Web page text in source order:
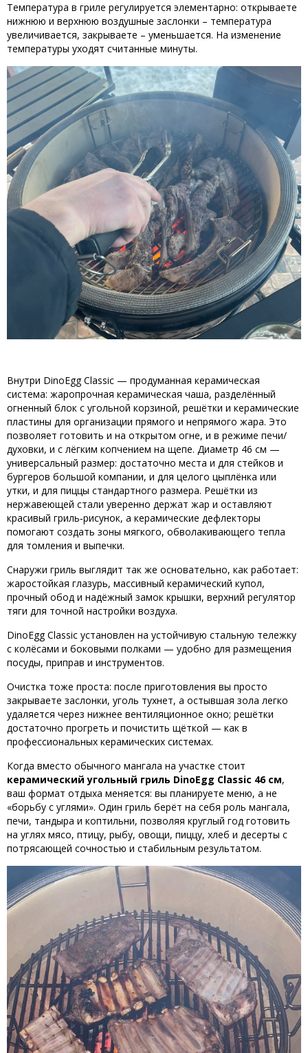
Температура в гриле регулируется элементарно: открываете
нижнюю и верхнюю воздушные заслонки – температура
увеличивается, закрываете – уменьшается. На изменение
температуры уходят считанные минуты.
Внутри DinoEgg Classic — продуманная керамическая
система: жаропрочная керамическая чаша, разделённый
огненный блок с угольной корзиной, решётки и керамические
пластины для организации прямого и непрямого жара. Это
позволяет готовить и на открытом огне, и в режиме печи/
духовки, и с лёгким копчением на щепе. Диаметр 46 см —
универсальный размер: достаточно места и для стейков и
бургеров большой компании, и для целого цыплёнка или
утки, и для пиццы стандартного размера. Решётки из
нержавеющей стали уверенно держат жар и оставляют
красивый гриль‑рисунок, а керамические дефлекторы
помогают создать зоны мягкого, обволакивающего тепла
для томления и выпечки.
Снаружи гриль выглядит так же основательно, как работает:
жаростойкая глазурь, массивный керамический купол,
прочный обод и надёжный замок крышки, верхний регулятор
тяги для точной настройки воздуха.
DinoEgg Classic установлен на устойчивую стальную тележку
с колёсами и боковыми полками — удобно для размещения
посуды, приправ и инструментов.
Очистка тоже проста: после приготовления вы просто
закрываете заслонки, уголь тухнет, а остывшая зола легко
удаляется через нижнее вентиляционное окно; решётки
достаточно прогреть и почистить щёткой — как в
профессиональных керамических системах.
Когда вместо обычного мангала на участке стоит
керамический угольный гриль DinoEgg Classic 46 см,
ваш формат отдыха меняется: вы планируете меню, а не
«борьбу с углями». Один гриль берёт на себя роль мангала,
печи, тандыра и коптильни, позволяя круглый год готовить
на углях мясо, птицу, рыбу, овощи, пиццу, хлеб и десерты с
потрясающей сочностью и стабильным результатом.